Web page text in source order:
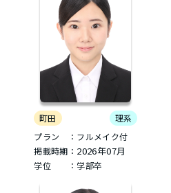
町田
理系
プラン ：フルメイク付
掲載時期： 2026年07月
学位 ：学部卒